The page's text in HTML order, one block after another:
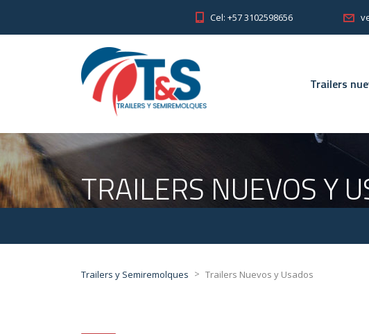
Cel: +57 3102598656
Trailers
TRAILERS NUEVOS Y
Trailers y Semiremolques > Trailers Nuevos y Usados